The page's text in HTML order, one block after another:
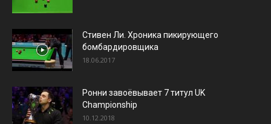
Стивен Ли. Хроника пикирующего
бомбардировщика
18.06.2017
Ронни завоёвывает 7 титул UK
Championship
10.12.2018